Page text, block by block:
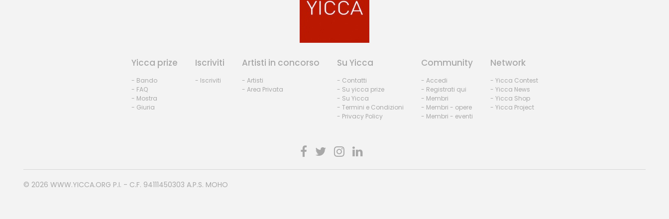
Yicca prize
- Bando
- FAQ
- Mostra
- Giuria
Iscriviti
- Iscriviti
Artisti in concorso
- Artisti
- Area Privata
Su Yicca
- Contatti
- Su yicca prize
- Su Yicca
- Termini e Condizioni
- Privacy Policy
Community
- Accedi
- Registrati qui
- Membri
- Membri - opere
- Membri - eventi
Network
- Yicca Contest
- Yicca News
- Yicca Shop
- Yicca Project
© 2026 WWW.YICCA.ORG P.I. - C.F. 94111450303 A.P.S. MOHO